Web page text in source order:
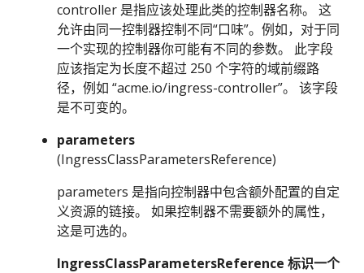
controller 是指应该处理此类的控制器名称。 这
允许由同一控制器控制不同“口味”。例如，对于同
一个实现的控制器你可能有不同的参数。 此字段
应该指定为长度不超过 250 个字符的域前缀路
径，例如 “acme.io/ingress-controller”。 该字段
是不可变的。
parameters
(IngressClassParametersReference)
parameters 是指向控制器中包含额外配置的自定
义资源的链接。 如果控制器不需要额外的属性，
这是可选的。
IngressClassParametersReference 标识一个